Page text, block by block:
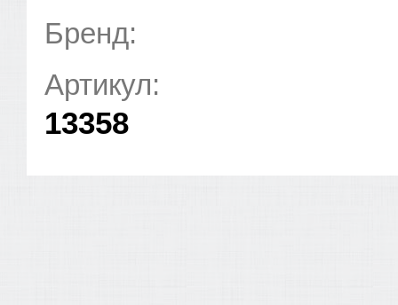
Бренд:
Артикул:
13358